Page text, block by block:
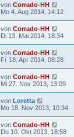
von Corrado-HH
Mo 4. Aug 2014, 14:12
von Corrado-HH
Di 13. Mai 2014, 18:34
von Corrado-HH
Fr 18. Apr 2014, 08:28
von Corrado-HH
Mi 27. Nov 2013, 13:09
von Loretta
Mo 18. Nov 2013, 10:34
von Corrado-HH
Do 10. Okt 2013, 18:58